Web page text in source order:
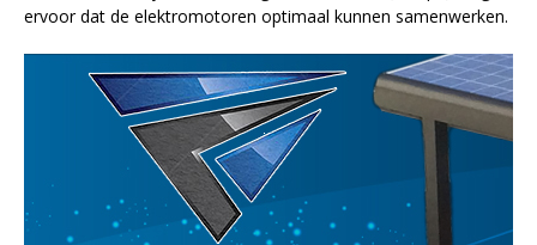
ervoor dat de elektromotoren optimaal kunnen samenwerken.